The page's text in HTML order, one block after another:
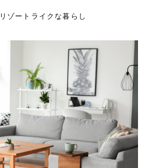
リゾートライクな暮らし